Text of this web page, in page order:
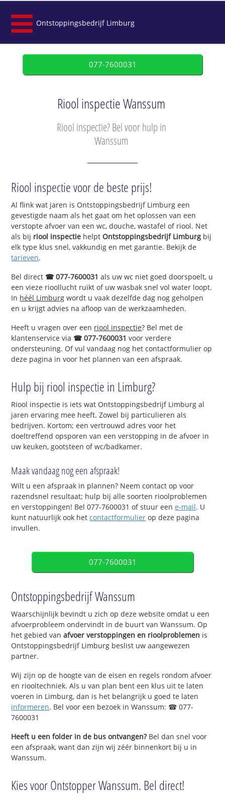
Ontstoppingsbedrijf Limburg
077-7600031
Riool inspectie Wanssum
Riool inspectie? Bel voor hulp in
Wanssum
Riool inspectie voor de beste prijs!
Al flink wat jaren is Ontstoppingsbedrijf Limburg een
gevestigde naam als het gaat om het oplossen van een
verstopte afvoer van een wc, douche, wastafel of riool. Net
als bij riool inspectie helptOntstoppingsbedrijf Limburg bij
elk type klus snel, vakkundig en met garantie. Bekijk de
tarieven.
Bel direct ☎ 077-7600031 als uw wc niet goed doorspoelt, u
een vieze rioollucht ruikt of uw wasbak snel vol water loopt.
In héél Limburg wordt u vaak dezelfde dag nog geholpen
en u krijgt advies na afloop van de werkzaamheden.
Heeft u vragen over een riool inspectie? Bel met de
klantenservice via ☎ 077-7600031 voor verdere
ondersteuning. Of vul vandaag nog het contactformulier op
deze pagina in voor het plannen van een afspraak.
Hulp bij riool inspectie in Limburg?
Riool inspectie is iets wat Ontstoppingsbedrijf Limburg al
jaren ervaring mee heeft. Zowel bij particulieren als
bedrijven. Kortom; een vertrouwd adres voor het
doeltreffend opsporen van een verstopping in de afvoer in
uw keuken, gootsteen of wc/badkamer.
Maak vandaag nog een afspraak!
Wilt u een afspraak in plannen? Neem contact op voor
razendsnel resultaat; hulp bij alle soorten rioolproblemen
en verstoppingen! Bel 077-7600031 of stuur eene-mail. U
kunt natuurlijk ook hetcontactformulier op deze pagina
invullen.
077-7600031
Ontstoppingsbedrijf Wanssum
Waarschijnlijk bevindt u zich op deze website omdat u een
afvoerprobleem ondervindt in de buurt van Wanssum. Op
het gebied vanafvoer verstoppingen en rioolproblemen is
Ontstoppingsbedrijf Limburg beslist uw aangewezen
partner.
Wij zijn op de hoogte van de eisen en regels rondom afvoer
en riooltechniek. Als u van plan bent een klus uit te laten
voeren in Limburg, dan is het belangrijk u goed te laten
informeren. Bel voor een bezoek in Wanssum: ☎ 077-
7600031
Heeft u een folder in de bus ontvangen?Bel dan snel voor
een afspraak, want dan zijn wij zéér binnenkort bij u in
Wanssum.
Kies voor Ontstopper Wanssum. Bel direct!